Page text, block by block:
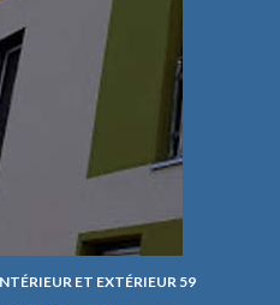
ET EXTÉRIEUR 59